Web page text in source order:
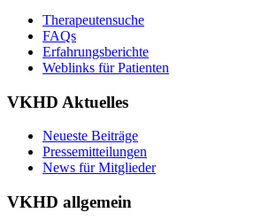
Therapeutensuche
FAQs
Erfahrungsberichte
Weblinks für Patienten
VKHD Aktuelles
Neueste Beiträge
Pressemitteilungen
News für Mitglieder
VKHD allgemein